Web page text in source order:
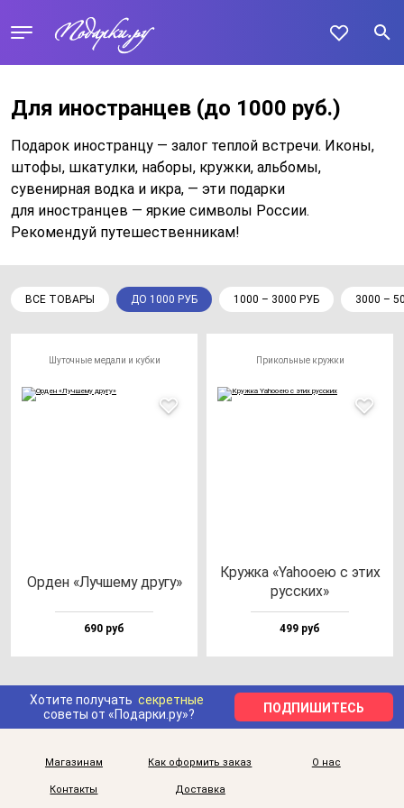
Для иностранцев (до 1000 руб.)
Подарок иностранцу — залог теплой встречи. Иконы,
штофы, шкатулки, наборы, кружки, альбомы,
сувенирная водка и икра, — эти подарки
для иностранцев — яркие символы России.
Рекомендуй путешественникам!
ВСЕ ТОВАРЫ ДО 1000 РУБ 1000 – 3000 РУБ 3000 –
Шуточные медали и кубки
Орден «Луч­ше­му дру­гу»
690 руб
Прикольные кружки
Круж­ка «Yaho­oею с этих
рус­ских»
499 руб
Хотите получать секретные
советы от «Подарки.ру»?
ПОДПИШИТЕСЬ
Магазинам Как оформить заказ О нас
Контакты Доставка